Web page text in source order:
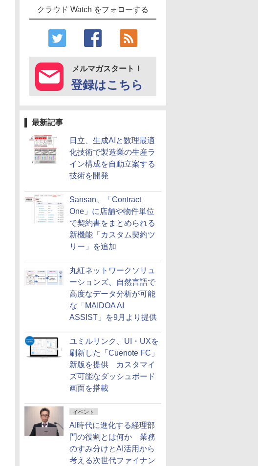
クラウド Watch をフォローする
メルマガスタート！
登録はこちら
最新記事
日立、生成AIと数理最適
化技術で製造業の生産ラ
イン構成を自動立案する
技術を開発
Sansan、「Contract
One」に店舗や物件単位
で契約書をまとめられる
新機能「カスタム契約ツ
リー」を追加
丸紅ネットワークソリュ
ーションズ、自然言語で
高度なデータ分析が可能
な「MAIDOA AI
ASSIST」を9月より提供
ユミルリンク、UI・UXを
刷新した「Cuenote FC」
新版を提供 カスタマイ
ズ可能なダッシュボード
画面を搭載
イベント
AI時代に進化する経理部
門の役割とは何か 業務
のすみ分けとAI活用から
考える次世代ファイナン